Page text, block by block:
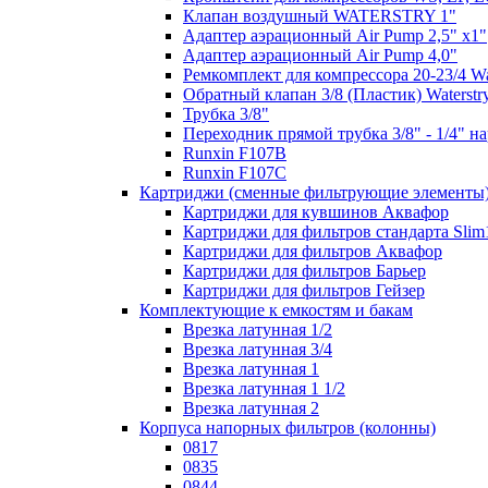
Клапан воздушный WATERSTRY 1"
Адаптер аэрационный Air Pump 2,5" х1"
Адаптер аэрационный Air Pump 4,0"
Ремкомплект для компрессора 20-23/4
Обратный клапан 3/8 (Пластик)
Трубка 3/8"
Переходник прямой трубка 3/8" - 1/4"
Runxin F107B
Runxin F107C
Картриджи (сменные фильтрующие
Картриджи для кувшинов Аквафор
Картриджи для фильтров cтандарта
Картриджи для фильтров Аквафор
Картриджи для фильтров Барьер
Картриджи для фильтров Гейзер
Комплектующие к емкостям и бакам
Врезка латунная 1/2
Врезка латунная 3/4
Врезка латунная 1
Врезка латунная 1 1/2
Врезка латунная 2
Корпуса напорных фильтров (колонны)
0817
0835